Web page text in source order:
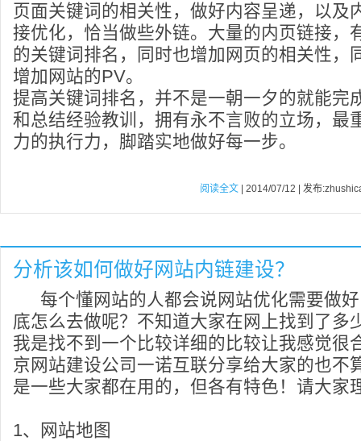
页面关键词的相关性，做好内容呈递，以及
接优化，恰当做些外链。大量的内页链接，
的关键词排名，同时也增加网页的相关性，
增加网站的PV。
提高关键词排名，并不是一朝一夕的就能完
和总结经验教训，拥有永不言败的立场，最
力的执行力，脚踏实地做好每一步。
阅读全文 | 2014/07/12 | 发布
分析该如何做好网站内链建设？
每个懂网站的人都会说网站优化需要做
底怎么去做呢？不知道大家在网上找到了多
我是找不到一个比较详细的比较让我感觉很
京网站建设公司一诺互联分享给大家的也不
是一些大家都在用的，但各有特色！请大家
1、网站地图